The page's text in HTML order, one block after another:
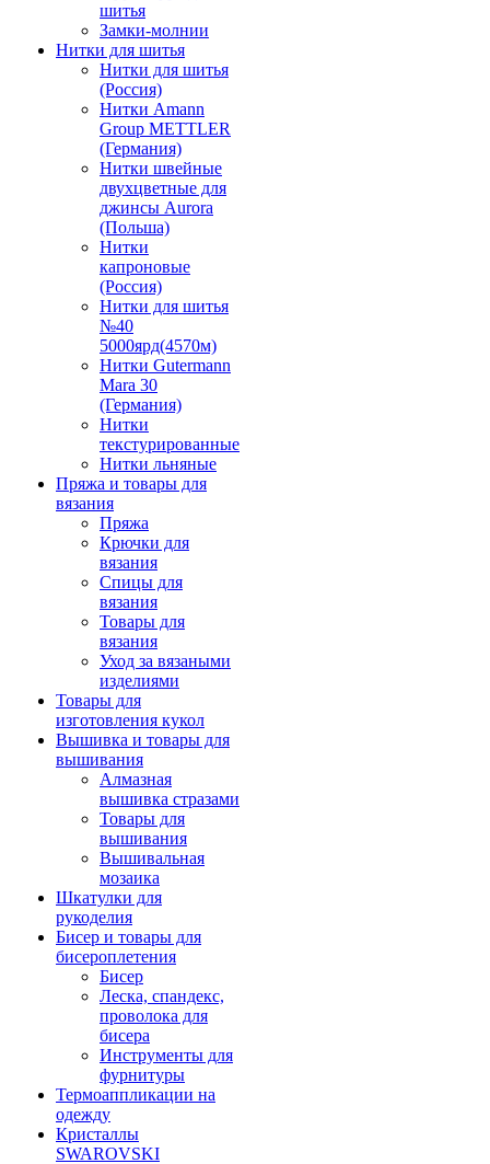
шитья
Замки-молнии
Нитки для шитья
Нитки для шитья
(Россия)
Нитки Amann
Group METTLER
(Германия)
Нитки швейные
двухцветные для
джинсы Aurora
(Польша)
Нитки
капроновые
(Россия)
Нитки для шитья
№40
5000ярд(4570м)
Нитки Gutermann
Mara 30
(Германия)
Нитки
текстурированные
Нитки льняные
Пряжа и товары для
вязания
Пряжа
Крючки для
вязания
Спицы для
вязания
Товары для
вязания
Уход за вязаными
изделиями
Товары для
изготовления кукол
Вышивка и товары для
вышивания
Алмазная
вышивка стразами
Товары для
вышивания
Вышивальная
мозаика
Шкатулки для
рукоделия
Бисер и товары для
бисероплетения
Бисер
Леска, спандекс,
проволока для
бисера
Инструменты для
фурнитуры
Термоаппликации на
одежду
Кристаллы
SWAROVSKI